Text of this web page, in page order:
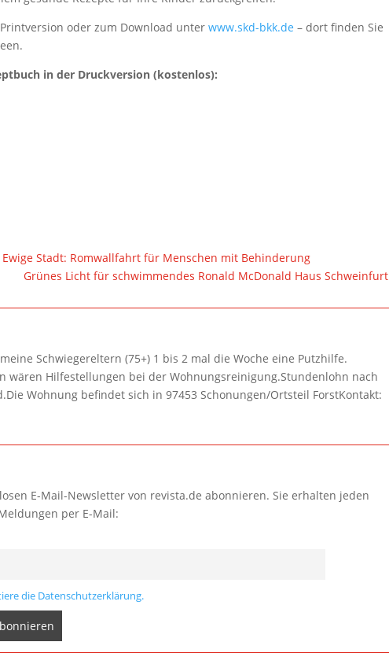
oder zum Download unterwww.skd-bkk.de – dort finden Sie
in der Druckversion (kostenlos):
Stadt: Romwallfahrt für Menschen mit Behinderung
Grünes Licht für schwimmendes Ronald McDonald Haus Schweinfurt
Schwiegereltern (75+) 1 bis 2 mal die Woche eine Putzhilfe.
wären Hilfestellungen bei der Wohnungsreinigung.Stundenlohn nach
Wohnung befindet sich in 97453 Schonungen/Ortsteil ForstKontakt:
E-Mail-Newsletter von revista.de abonnieren. Sie erhalten jeden
per E-Mail:
die Datenschutzerklärung.